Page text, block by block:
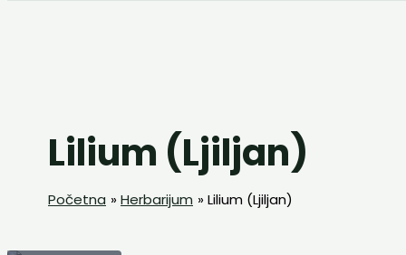
Lilium (Ljiljan)
Početna Herbarijum Lilium (Ljiljan)